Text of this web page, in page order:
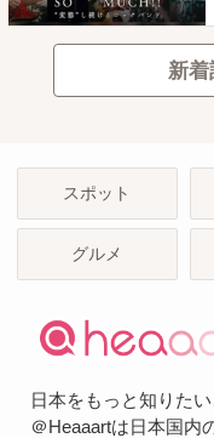
新着
スポット
グルメ
日本をもっと知りたい
＠Heaaartは日本国内